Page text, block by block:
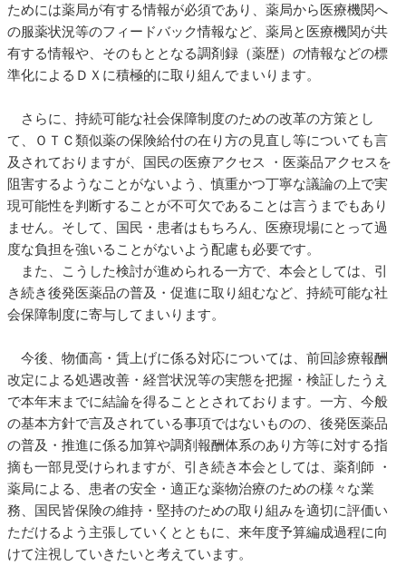
ためには薬局が有する情報が必須であり、薬局から医療機関へ
の服薬状況等のフィードバック情報など、薬局と医療機関が共
有する情報や、そのもととなる調剤録（薬歴）の情報などの標
準化によるＤＸに積極的に取り組んでまいります。
さらに、持続可能な社会保障制度のための改革の方策とし
て、ＯＴＣ類似薬の保険給付の在り方の見直し等についても言
及されておりますが、国民の医療アクセス ・医薬品アクセスを
阻害するようなことがないよう、慎重かつ丁寧な議論の上で実
現可能性を判断することが不可欠であることは言うまでもあり
ません。そして、国民・患者はもちろん、医療現場にとって過
度な負担を強いることがないよう配慮も必要です。
また、こうした検討が進められる一方で、本会としては、引
き続き後発医薬品の普及・促進に取り組むなど、持続可能な社
会保障制度に寄与してまいります。
今後、物価高・賃上げに係る対応については、前回診療報酬
改定による処遇改善・経営状況等の実態を把握・検証したうえ
で本年末までに結論を得ることとされております。一方、今般
の基本方針で言及されている事項ではないものの、後発医薬品
の普及・推進に係る加算や調剤報酬体系のあり方等に対する指
摘も一部見受けられますが、引き続き本会としては、薬剤師 ・
薬局による、患者の安全・適正な薬物治療のための様々な業
務、国民皆保険の維持・堅持のための取り組みを適切に評価い
ただけるよう主張していくとともに、来年度予算編成過程に向
けて注視していきたいと考えています。